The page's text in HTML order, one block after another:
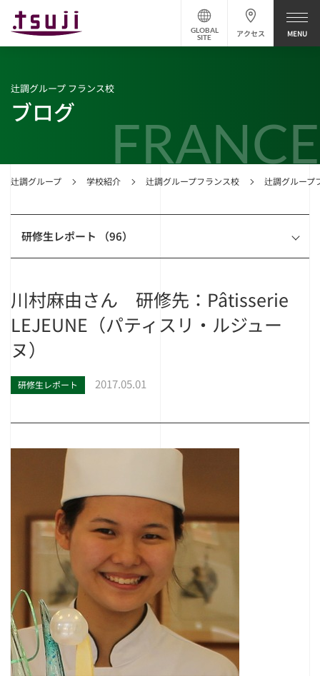
アクセス
GLOBAL
SITE
FRANCE
辻調グループ 学校紹介 辻調グループフランス校 辻調グループ
辻調グループ フランス校
ブログ
研修生レポート （96）
川村麻由さん 研修先：Pâtisserie
LEJEUNE（パティスリ・ルジュー
ヌ）
研修生レポート 2017.05.01